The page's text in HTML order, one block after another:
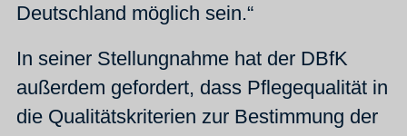
Deutschland möglich sein.“
In seiner Stellungnahme hat der DBfK
außerdem gefordert, dass Pflegequalität in
die Qualitätskriterien zur Bestimmung der